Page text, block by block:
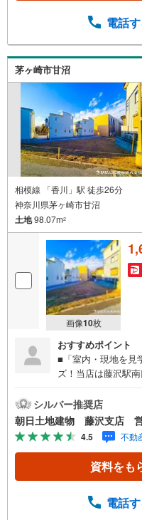
ですが住まい選び
ですお客様のこだ
はお車の無料提携
フまでお問合せく
ー、ドラックスト
レポート」お渡し
宅や指定場所から無
電話
茅ヶ崎市甘沼
相模線 「香川」駅 徒歩26分
神奈川県茅ヶ崎市甘沼
土地98.07m2
画像10枚
おすすめポイント
■「室内・現地を見
ズ！当店は藤沢駅
ナーなど、お子様
レワークで作業効
ためにONとOFFを
マイホームを！■ 住
びはフィーリング
てみましょう。営
ですが住まい選び
シルバー推奨店
朝日土地建物 藤沢支店
4.5 不動
資料をも
電話